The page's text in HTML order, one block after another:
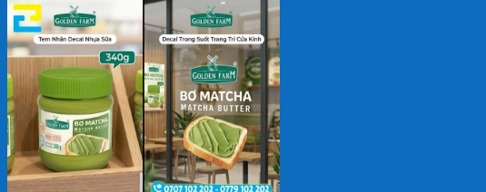
Backdrop
In Tem Nhãn
In Decal
Tin tức
Tin Tức In Kỹ Thuật Số
Tin Tức In UV
Tin tức công ty
Tuyển dụng
Câu hỏi thường gặp